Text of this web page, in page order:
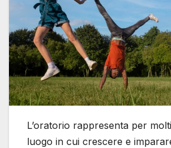
L’oratorio rappresenta per
luogo in cui crescere e